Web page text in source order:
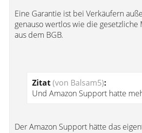
Eine Garantie ist bei Verkäufern
genauso wertlos wie die gesetzliche
aus dem BGB.
Zitat(von Balsam5):
Und Amazon Support hatte
Der Amazon Support hätte das